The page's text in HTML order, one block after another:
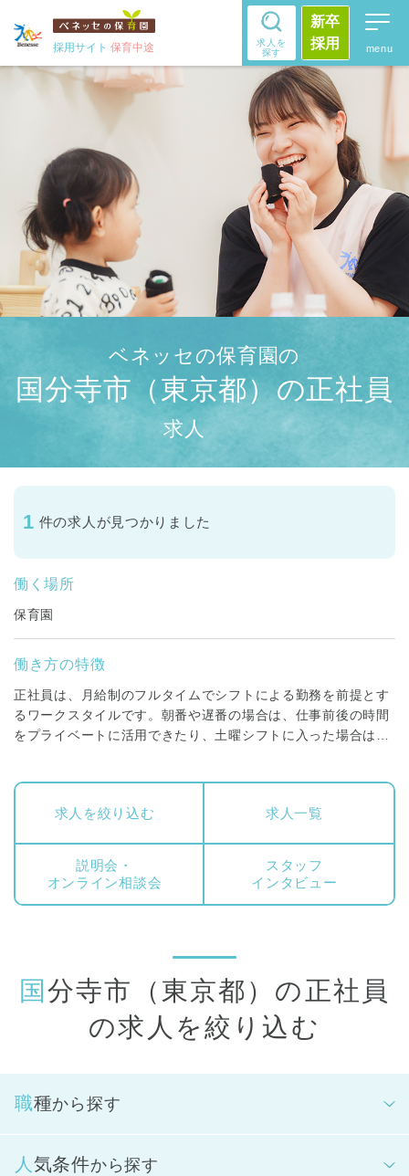
採用サイト 保育中途
求人を
探す
新卒
採用
ベネッセの保育園の
国分寺市（東京都）の正社員
求人
1 件の求人が見つかりました
働く場所
保育園
働き方の特徴
正社員は、月給制のフルタイムでシフトによる勤務を前提とす
るワークスタイルです。朝番や遅番の場合は、仕事前後の時間
をプライベートに活用できたり、土曜シフトに入った場合は平
保育スタッフ(保育士)・調理スタッフ(調理師・栄養士)・看護
象となります。
求人を絞り込む 求人一覧
説明会・
オンライン相談会
スタッフ
インタビュー
国分寺市（東京都）の正社員
の求人を絞り込む
職種から探す
人気条件から探す